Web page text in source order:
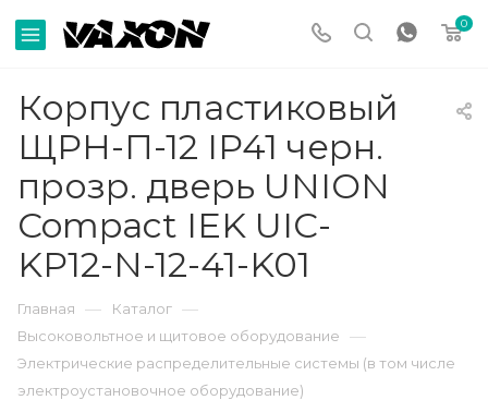
0
Корпус пластиковый
ЩРН-П-12 IP41 черн.
прозр. дверь UNION
Compact IEK UIC-
KP12-N-12-41-K01
Главная — Каталог —
Высоковольтное и щитовое оборудование —
Электрические распределительные системы (в том числе
электроустановочное оборудование)